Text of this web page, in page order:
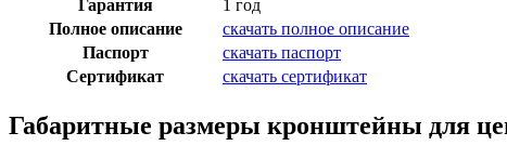
Гарантия
1 год
Полное описание
скачать полное описание
Паспорт
скачать паспорт
Сертификат
скачать сертификат
Габаритные размеры кронштейны для